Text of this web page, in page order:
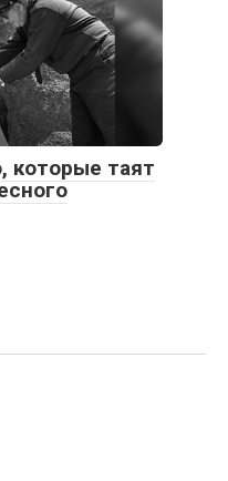
которые таят